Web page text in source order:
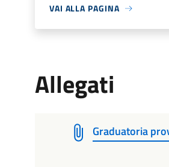
VAI ALLA PAGINA
Allegati
Graduatoria